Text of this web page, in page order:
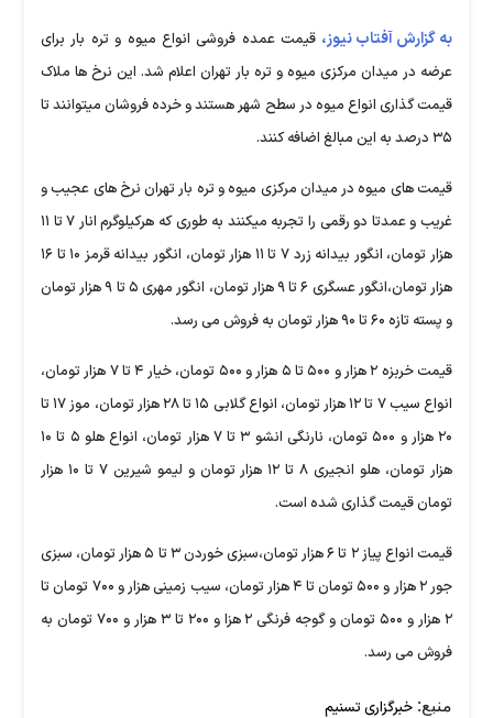
به گزارش آفتاب نیوز، قیمت عمده فروشی انواع میوه و تره بار برای
عرضه در میدان مرکزی میوه و تره بار تهران اعلام شد. این نرخ ها ملاک
قیمت گذاری انواع میوه در سطح شهر هستند و خرده فروشان میتوانند تا
۳۵ درصد به این مبالغ اضافه کنند.
قیمت های میوه در میدان مرکزی میوه و تره بار تهران نرخ های عجیب و
غریب و عمدتا دو رقمی را تجربه میکنند به طوری که هرکیلوگرم انار ۷ تا ۱۱
هزار تومان، انگور بیدانه زرد ۷ تا ۱۱ هزار تومان، انگور بیدانه قرمز ۱۰ تا ۱۶
هزار تومان،انگور عسگری ۶ تا ۹ هزار تومان، انگور مهری ۵ تا ۹ هزار تومان
و پسته تازه ۶۰ تا ۹۰ هزار تومان به فروش می رسد.
قیمت خربزه ۲ هزار و ۵۰۰ تا ۵ هزار و ۵۰۰ تومان، خیار ۴ تا ۷ هزار تومان،
انواع سیب ۷ تا ۱۲ هزار تومان، انواع گلابی ۱۵ تا ۲۸ هزار تومان، موز ۱۷ تا
۲۰ هزار و ۵۰۰ تومان، نارنگی انشو ۳ تا ۷ هزار تومان، انواع هلو ۵ تا ۱۰
هزار تومان، هلو انجیری ۸ تا ۱۲ هزار تومان و لیمو شیرین ۷ تا ۱۰ هزار
تومان قیمت گذاری شده است.
قیمت انواع پیاز ۲ تا ۶ هزار تومان،سبزی خوردن ۳ تا ۵ هزار تومان، سبزی
جور ۲ هزار و ۵۰۰ تومان تا ۴ هزار تومان، سیب زمینی هزار و ۷۰۰ تومان تا
۲ هزار و ۵۰۰ تومان و گوجه فرنگی ۲ هزا و ۲۰۰ تا ۳ هزار و ۷۰۰ تومان به
فروش می رسد.
منبع: خبرگزاری تسنیم